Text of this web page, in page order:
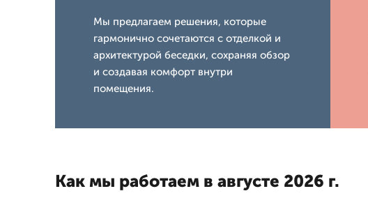
Мы предлагаем решения, которые
гармонично сочетаются с отделкой и
архитектурой беседки, сохраняя обзор
и создавая комфорт внутри
помещения.
Как мы работаем в августе 2026 г.